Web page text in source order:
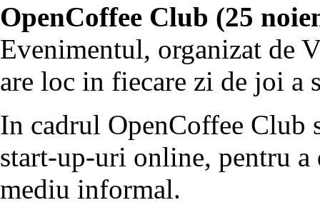
OpenCoffee Club (25
Evenimentul, organizat de
are loc in fiecare zi de joi a
In cadrul OpenCoffee Club
start-up-uri online, pentru
mediu informal.